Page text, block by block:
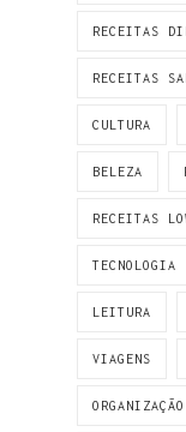
RECEITAS
RECEITAS
CULTURA
BELEZA
RECEITAS
TECNOLOGIA
LEITURA
VIAGENS
ORGANIZAÇÃO